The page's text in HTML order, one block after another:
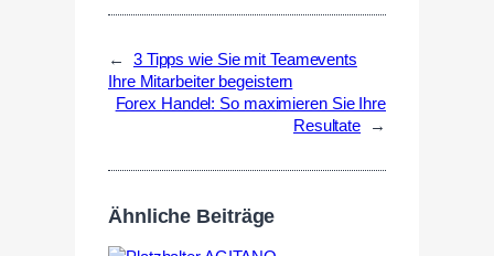
←
3 Tipps wie Sie mit Teamevents
Ihre Mitarbeiter begeistern
Forex Handel: So maximieren Sie Ihre
Resultate
→
Ähnliche Beiträge